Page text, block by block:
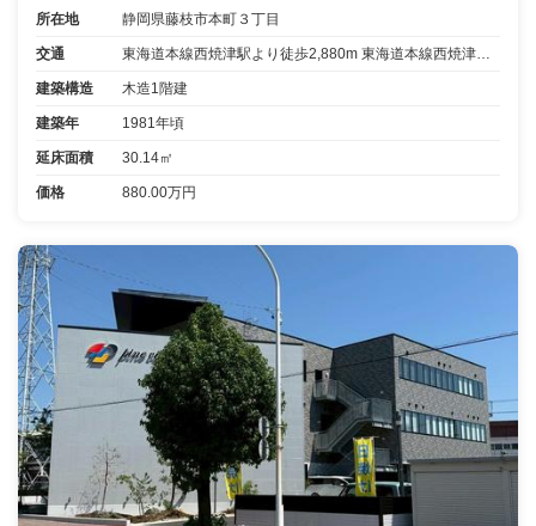
所在地 静岡県藤枝市本町３丁目
交通 東海道本線西焼津駅より徒歩2,880m 東海道本線西焼津駅から20分乗車藤枝大手より停歩89m
建築構造 木造1階建
建築年 1981年頃
延床面積 30.14㎡
価格 880.00万円